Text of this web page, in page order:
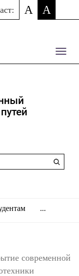
A A
...
современной